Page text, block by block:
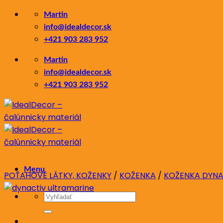
Skip
content
Martin
info@idealdecor.sk
+421 903 283 952
Martin
info@idealdecor.sk
+421 903 283 952
Menu
Hľadať:
POŤAHOVÉ LÁTKY, KOŽENKY / KOŽENKA / KOŽENKA